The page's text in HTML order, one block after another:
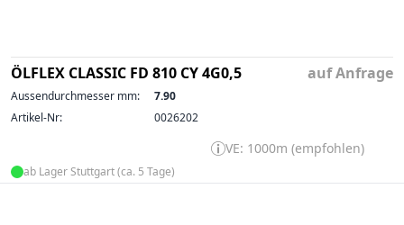
ÖLFLEX CLASSIC FD 810 CY 4G0,5 auf Anfrage
Aussendurchmesser mm:
7.90
Artikel-Nr:
0026202
VE: 1000m (empfohlen)
ab Lager Stuttgart (ca. 5 Tage)